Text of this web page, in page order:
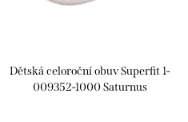
Dětská celoroční obuv Superfit 1-
009352-1000 Saturnus